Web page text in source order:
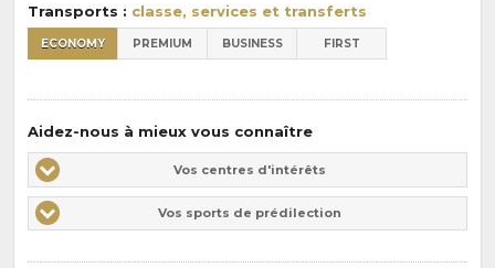
Transports : classe, services et transferts
ECONOMY PREMIUM BUSINESS FIRST
Aidez-nous à mieux vous connaître
Vos
centres
d'intérêts
Vos centres d'intérêts
Vos
sports
Vos sports de prédilection